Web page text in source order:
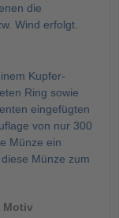
die
Wind erfolgt.
Kupfer-
Ring sowie
eingefügten
von nur 300
Münze ein
Münze zum
Motiv